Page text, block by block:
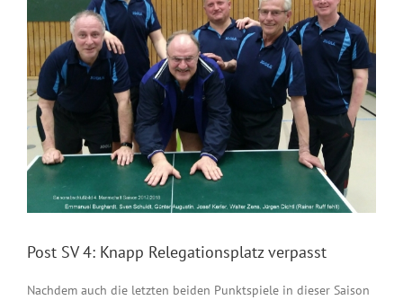
Post SV 4: Knapp Relegationsplatz verpasst
Nachdem auch die letzten beiden Punktspiele in dieser Saison